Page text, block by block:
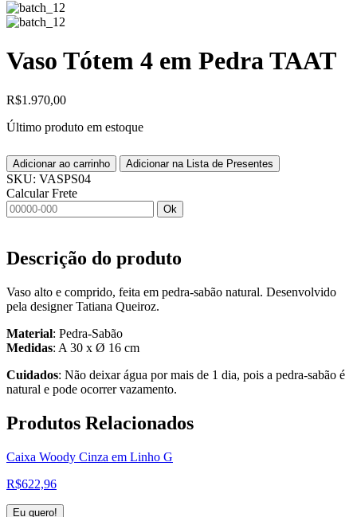
Vaso Tótem 4 em Pedra TAAT
R$1.970,00
Último produto em estoque
Adicionar ao carrinho Adicionar na Lista de Presentes
SKU: VASPS04
Calcular Frete
Ok
Descrição do produto
Vaso alto e comprido, feita em pedra-sabão natural. Desenvolvido
pela designer Tatiana Queiroz.
Material: Pedra-Sabão
Medidas: A 30 x Ø 16 cm
Cuidados: Não deixar água por mais de 1 dia, pois a pedra-sabão é
natural e pode ocorrer vazamento.
Produtos Relacionados
Caixa Woody Cinza em Linho G
R$622,96
Eu quero!